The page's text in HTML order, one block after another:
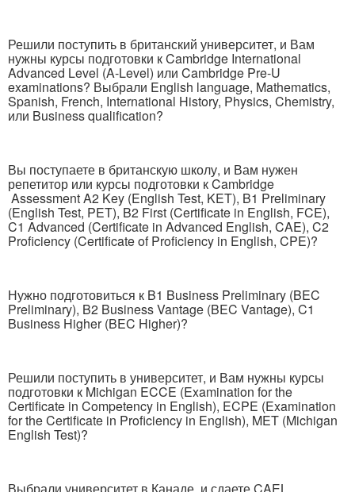
Решили поступить в британский университет, и Вам
нужны курсы подготовки к Cambridge International
Advanced Level (A-Level) или Cambridge Pre-U
examinations? Выбрали English language, Mathematics,
Spanish, French, International History, Physics, Chemistry,
или Business qualification?
Вы поступаете в британскую школу, и Вам нужен
репетитор или курсы подготовки к Cambridge
Assessment A2 Key (English Test, KET), B1 Preliminary
(English Test, PET), B2 First (Certificate in English, FCE),
C1 Advanced (Certificate in Advanced English, CAE), C2
Proficiency (Certificate of Proficiency in English, CPE)?
Нужно подготовиться к B1 Business Preliminary (BEC
Preliminary), B2 Business Vantage (BEC Vantage), C1
Business Higher (BEC Higher)?
Решили поступить в университет, и Вам нужны курсы
подготовки к Michigan ECCE (Examination for the
Certificate in Competency in English), ECPE (Examination
for the Certificate in Proficiency in English), MET (Michigan
English Test)?
Выбрали университет в Канаде, и сдаете CAEL